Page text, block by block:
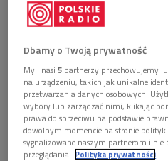
Dbamy o Twoją prywatność
My i nasi5 partnerzy przechowujemy
na urządzeniu, takich jak unikalne
przetwarzania danych osobowych.
wybory lub zarządzać nimi, klikając
prawa do sprzeciwu na podstawie
dowolnym momencie na stronie
sygnalizowane naszym partnerom i nie
przeglądania. Polityka prywatności